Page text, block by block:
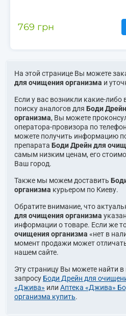
769 грн
На этой странице Вы можете
для очищения организма и
Если у вас возникли какие-либо
поиску аналогов для Боди
организма, Вы можете
оператора-провизора по
можете получить информацию
препарата Боди Дрейн для
самым низким ценам, его
Ваш город.
Также мы можем доставить
организма курьером по Киеву.
Обратите внимание, что
для очищения организма
информации о товаре. Если же
очищения организма «нет в
момент продажи может
нашем сайте.
Эту страницу Вы можете найти
запросу Боди Дрейн для
«Джива» или Аптека «Джива»
организма купить.